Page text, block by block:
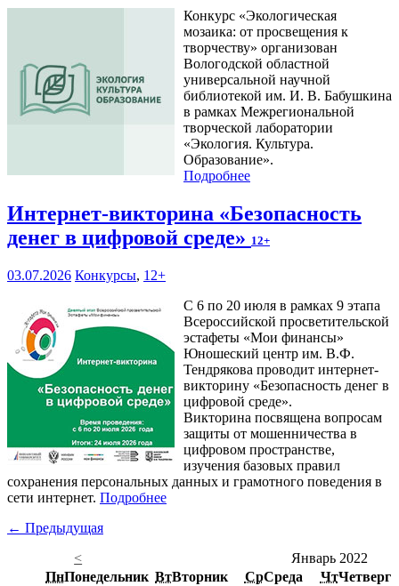
Конкурс «Экологическая
мозаика: от просвещения к
творчеству» организован
Вологодской областной
универсальной научной
библиотекой им. И. В. Бабушкина
в рамках Межрегиональной
творческой лаборатории
«Экология. Культура.
Образование».
Подробнее
Интернет-викторина «Безопасность
денег в цифровой среде» 12+
03.07.2026 Конкурсы, 12+
С 6 по 20 июля в рамках 9 этапа
Всероссийской просветительской
эстафеты «Мои финансы»
Юношеский центр им. В.Ф.
Тендрякова проводит интернет-
викторину «Безопасность денег в
цифровой среде».
Викторина посвящена вопросам
защиты от мошенничества в
цифровом пространстве,
изучения базовых правил
сохранения персональных данных и грамотного поведения в
сети интернет. Подробнее
← Предыдущая
<
Январь 2022
ПнПонедельник ВтВторник СрСреда ЧтЧетверг